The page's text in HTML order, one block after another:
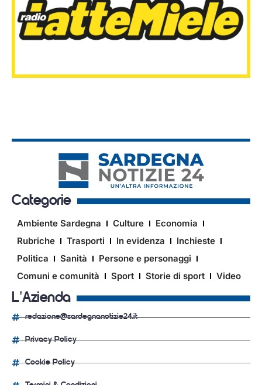
Categorie
Ambiente Sardegna Culture
Economia
Rubriche
Trasporti In evidenza
Inchieste
Politica
Sanità
Persone e personaggi
Comuni e comunità
Sport Storie di sport Video
L'Azienda
redazione@sardegnanotizie24.it
Privacy Policy
Cookie Policy